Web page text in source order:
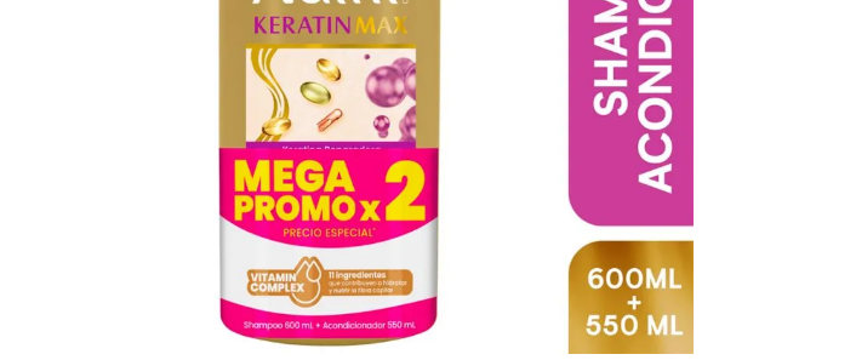
lácteos y refrigerados
cuidado del bebé